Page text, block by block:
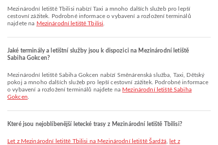
Mezinárodní letiště Tbilisi nabízí Taxi a mnoho dalších služeb pro lepší
cestovní zážitek. Podrobné informace o vybavení a rozložení terminálů
najdete na Mezinárodní letiště Tbilisi
Jaké terminály a letištní služby jsou k dispozici na Mezinárodní letiště
Sabiha Gokcen?
Mezinárodní letiště Sabiha Gokcen nabízí Směnárenská služba, Taxi, Dětský
pokoj a mnoho dalších služeb pro lepší cestovní zážitek. Podrobné informace
o vybavení a rozložení terminálů najdete na Mezinárodní letiště Sabiha
Gokcen
Které jsou nejoblíbenější letecké trasy z Mezinárodní letiště Tbilisi?
let z Mezinárodní letiště Tbilisi na Mezinárodní letiště Šardžá,
let z